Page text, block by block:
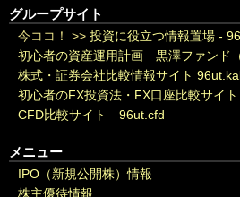
グループサイト
今ココ！ >> 投資に役立つ情報置場 -
初心者の資産運用計画 黒澤ファンド（
株式・証券会社比較情報サイト
初心者のFX投資法・FX口座比較サイ
CFD比較サイト 96ut.cfd
メニュー
IPO（新規公開株）情報
株主優待情報